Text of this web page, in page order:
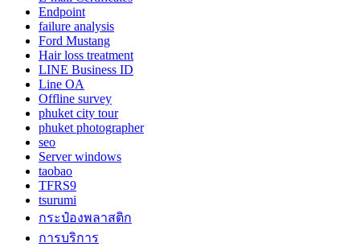
Endpoint
failure analysis
Ford Mustang
Hair loss treatment
LINE Business ID
Line OA
Offline survey
phuket city tour
phuket photographer
seo
Server windows
taobao
TFRS9
tsurumi
กระป๋องพลาสติก
การบริการ